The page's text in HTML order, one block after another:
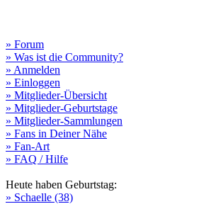
» Forum
» Was ist die Community?
» Anmelden
» Einloggen
» Mitglieder-Übersicht
» Mitglieder-Geburtstage
» Mitglieder-Sammlungen
» Fans in Deiner Nähe
» Fan-Art
» FAQ / Hilfe
Heute haben Geburtstag:
» Schaelle (38)